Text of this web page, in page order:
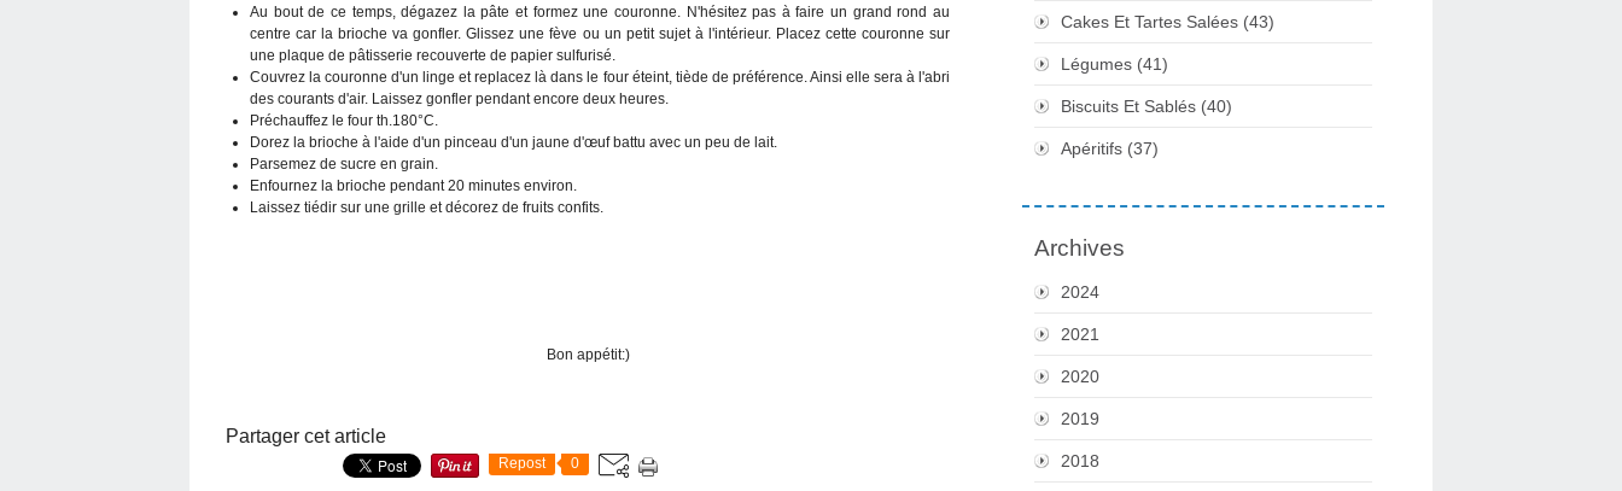
Au bout de ce temps, dégazez la pâte et formez une couronne. N'hésitez pas à faire un grand rond au
centre car la brioche va gonfler. Glissez une fève ou un petit sujet à l'intérieur. Placez cette couronne sur
une plaque de pâtisserie recouverte de papier sulfurisé.
Couvrez la couronne d'un linge et replacez là dans le four éteint, tiède de préférence. Ainsi elle sera à l'abri
des courants d'air. Laissez gonfler pendant encore deux heures.
Préchauffez le four th.180°C.
Dorez la brioche à l'aide d'un pinceau d'un jaune d'œuf battu avec un peu de lait.
Parsemez de sucre en grain.
Enfournez la brioche pendant 20 minutes environ.
Laissez tiédir sur une grille et décorez de fruits confits.
Bon appétit:)
Partager cet article
Repost 0
Cakes Et Tartes Salées (43)
Légumes (41)
Biscuits Et Sablés (40)
Apéritifs (37)
Archives
2024
2021
2020
2019
2018